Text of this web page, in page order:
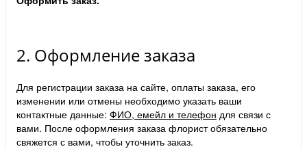
2. Оформление заказа
Для регистрации заказа на сайте, оплаты заказа, его
изменении или отмены необходимо указать ваши
контактные данные: ФИО, емейл и телефон для связи с
вами. После оформления заказа флорист обязательно
свяжется с вами, чтобы уточнить заказ.